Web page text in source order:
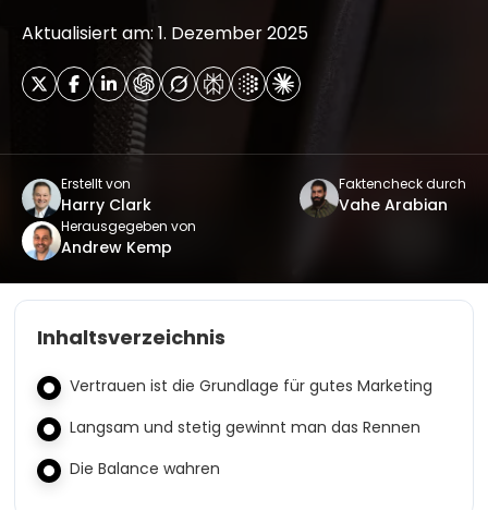
Aktualisiert am: 1. Dezember 2025
Erstellt von
Harry Clark
Faktencheck durch
Vahe Arabian
Herausgegeben von
Andrew Kemp
Inhaltsverzeichnis
Vertrauen ist die Grundlage für gutes Marketing
Langsam und stetig gewinnt man das Rennen
Die Balance wahren